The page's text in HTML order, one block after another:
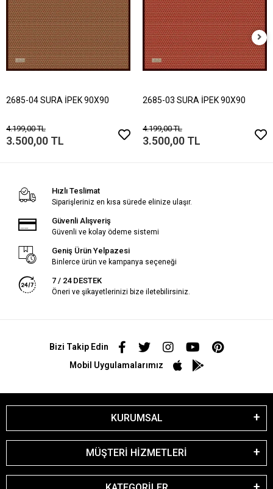
2685-04 SURA İPEK 90X90
4.199,00 TL
3.500,00 TL
2685-03 SURA İPEK 90X90
4.199,00 TL
3.500,00 TL
Hızlı Teslimat
Siparişleriniz en kısa sürede elinize ulaşır.
Güvenli Alışveriş
Güvenli ve kolay ödeme sistemi
Geniş Ürün Yelpazesi
Binlerce ürün ve kampanya seçeneği
7 / 24 DESTEK
Öneri ve şikayetlerinizi bize iletebilirsiniz.
Bizi Takip Edin
Mobil Uygulamalarımız
KURUMSAL
MÜŞTERİ HİZMETLERİ